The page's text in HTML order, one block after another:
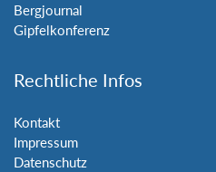
Bergjournal
Gipfelkonferenz
Rechtliche Infos
Kontakt
Impressum
Datenschutz